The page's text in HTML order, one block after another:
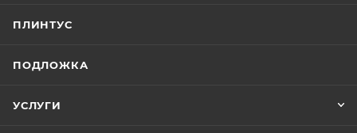
ПЛИНТУС
ПОДЛОЖКА
УСЛУГИ